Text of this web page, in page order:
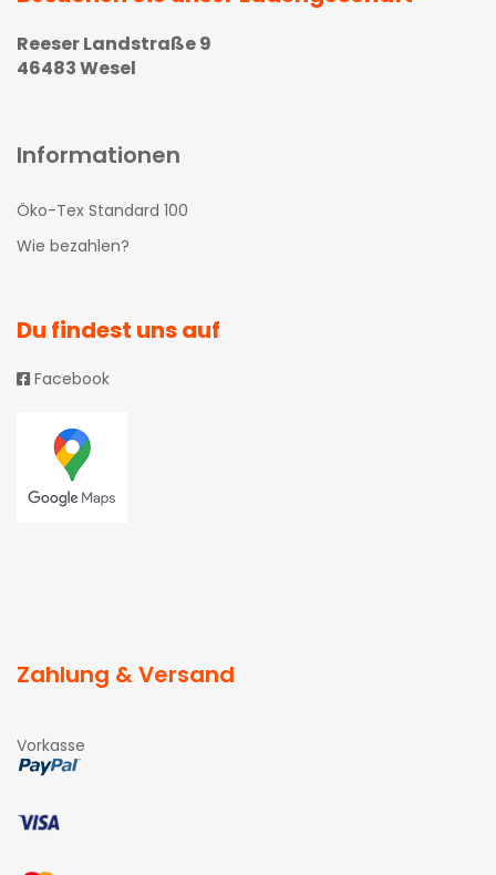
Reeser Landstraße 9
46483 Wesel
Informationen
Öko-Tex Standard 100
Wie bezahlen?
Du findest uns auf
Facebook
Zahlung & Versand
Vorkasse